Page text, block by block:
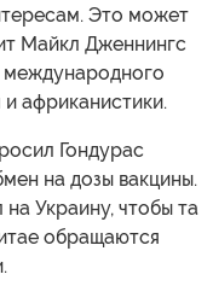
Это может
Майкл Дженнингс
международного
африканистики.
Гондурас
на дозы вакцины.
Украину, чтобы та
обращаются